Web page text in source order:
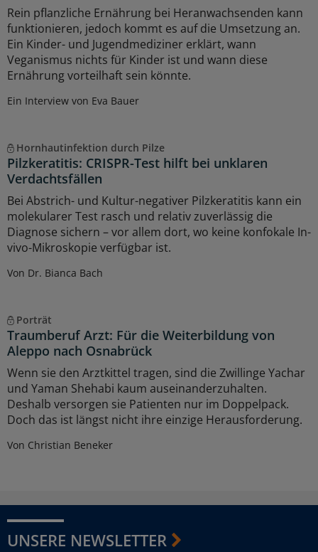
Rein pflanzliche Ernährung bei Heranwachsenden kann
funktionieren, jedoch kommt es auf die Umsetzung an.
Ein Kinder- und Jugendmediziner erklärt, wann
Veganismus nichts für Kinder ist und wann diese
Ernährung vorteilhaft sein könnte.
Ein Interview von Eva Bauer
Hornhautinfektion durch Pilze
Pilzkeratitis: CRISPR-Test hilft bei unklaren
Verdachtsfällen
Bei Abstrich- und Kultur-negativer Pilzkeratitis kann ein
molekularer Test rasch und relativ zuverlässig die
Diagnose sichern – vor allem dort, wo keine konfokale In-
vivo-Mikroskopie verfügbar ist.
Von Dr. Bianca Bach
Porträt
Traumberuf Arzt: Für die Weiterbildung von
Aleppo nach Osnabrück
Wenn sie den Arztkittel tragen, sind die Zwillinge Yachar
und Yaman Shehabi kaum auseinanderzuhalten.
Deshalb versorgen sie Patienten nur im Doppelpack.
Doch das ist längst nicht ihre einzige Herausforderung.
Von Christian Beneker
UNSERE NEWSLETTER